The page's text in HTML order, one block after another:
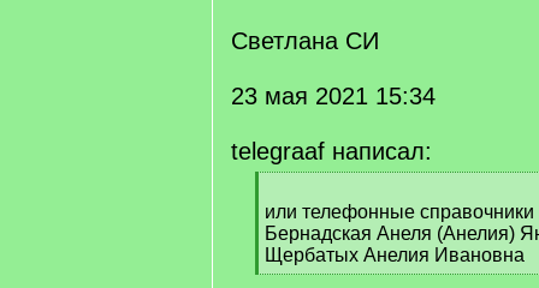
Светлана СИ
23 мая 2021 15:34
telegraaf написал:
q
]
или телефонные справочники
Бернадская Анеля (Анелия)
Щербатых Анелия Ивановна
[